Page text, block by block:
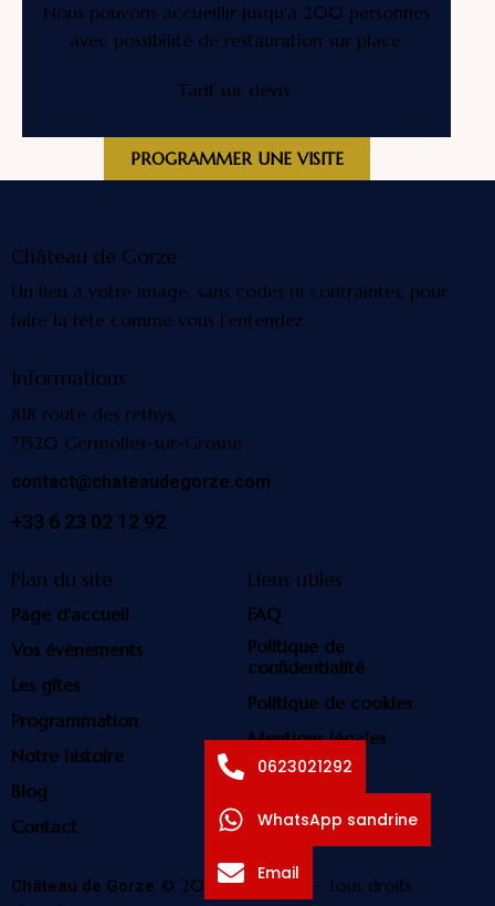
Nous pouvons accueillir jusqu'à 200 personnes
avec possibilité de restauration sur place.
Tarif sur devis
PROGRAMMER UNE VISITE
Château de Gorze
Un lieu à votre image, sans codes ni contraintes, pour
faire la fête comme vous l’entendez.
Informations
818 route des rethys,
71520 Germolles-sur-Grosne
contact@chateaudegorze.com
+33 6 23 02 12 92
Plan du site
Page d'accueil
Vos évènements
Les gîtes
Programmation
Notre histoire
Blog
Contact
Liens utiles
FAQ
Politique de
confidentialité
Politique de cookies
Mentions légales
Château de Gorze © 2026. Copyright – tous droits
0623021292
WhatsApp sandrine
Email